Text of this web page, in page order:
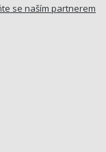
se naším partnerem